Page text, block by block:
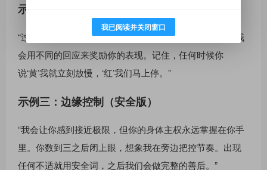
示例二：猫式挑逗（柔和版）
“过来，像只小猫一样靠近，用你擅长的方式撒娇三次，我
会用不同的回应来奖励你的表现。记住，任何时候你
说‘黄’我就立刻放慢，‘红’我们马上停。”
示例三：边缘控制（安全版）
“我会让你感到接近极限，但你的身体主权永远掌握在你手
里。你数到三之后闭上眼，想象我在旁边把控节奏。出现
任何不适就用安全词，之后我们会做完整的善后。”
我已阅读并关闭窗口